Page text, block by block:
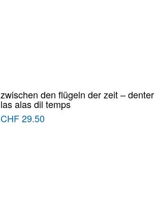
zwischen den flügeln der zeit – denter
las alas dil temps
CHF29.50